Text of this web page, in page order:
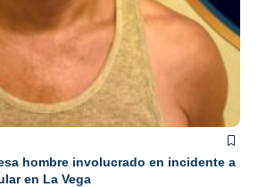
hombre involucrado en incidente a
en La Vega